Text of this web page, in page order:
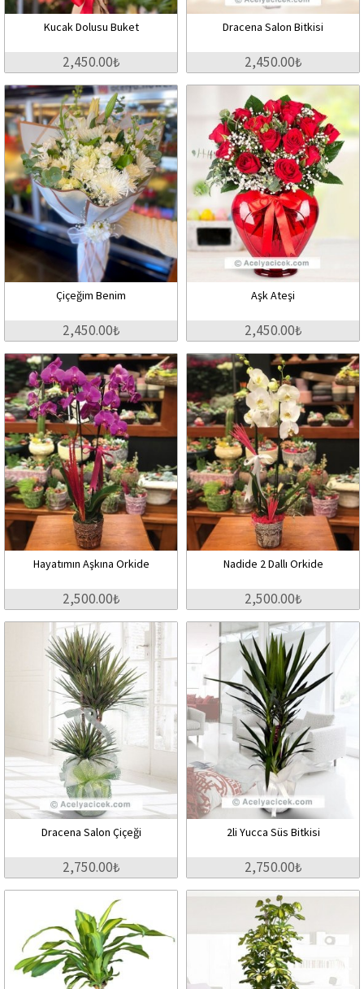
Kucak Dolusu Buket
2,450.00₺
Dracena Salon Bitkisi
2,450.00₺
Çiçeğim Benim
2,450.00₺
Aşk Ateşi
2,450.00₺
Hayatımın Aşkına Orkide
2,500.00₺
Nadide 2 Dallı Orkide
2,500.00₺
Dracena Salon Çiçeği
2,750.00₺
2li Yucca Süs Bitkisi
2,750.00₺